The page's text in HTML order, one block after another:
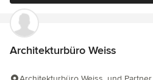
Architekturbüro Weiss